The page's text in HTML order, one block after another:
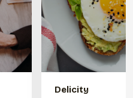
Delicity